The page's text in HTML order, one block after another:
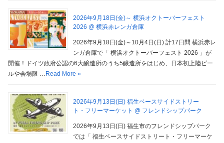
2026年9月18日(金)～ 横浜オクトーバーフェスト
2026 @ 横浜赤レンガ倉庫
2026年9月18日(金)～10月4日(日) 計17日間 横浜赤レ
ンガ倉庫で「 横浜オクトーバーフェスト 2026 」が
開催！ドイツ政府公認の6大醸造所のうち5醸造所をはじめ、日本初上陸ビー
ルや会場限 … Read More »
2026年9月13日(日) 福生ベースサイドストリー
ト・フリーマーケット @ フレンドシップパーク
2026年9月13日(日) 福生市のフレンドシップパーク
では「 福生ベースサイドストリート・フリーマーケ